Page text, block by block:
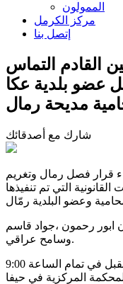
الممولون
مركز الكرمل
إتصل بنا
القادم التماس
عضو بلدية عكا
مديحة رمال
شارك مع أصدقائك
قرار فصل رمال وتغريم
التي تم تنفيذها
ابور رحمون ،جواد قاسم
وسامح عراقي.
ستعقد جلسة المحكمة يوم الاثنين المقبل في تمام الساعة 9:00
المركزية في حيفا